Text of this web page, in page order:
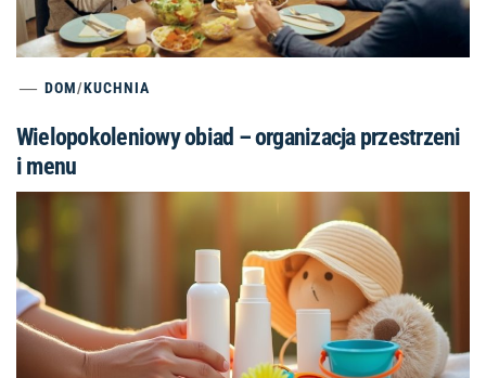
DOM/KUCHNIA
Wielopokoleniowy obiad – organizacja przestrzeni
i menu